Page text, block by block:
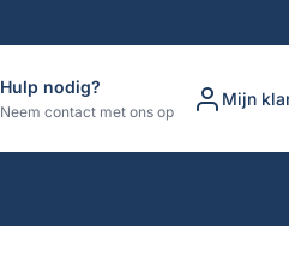
Hulp nodig?
Neem contact met ons op
Mijn